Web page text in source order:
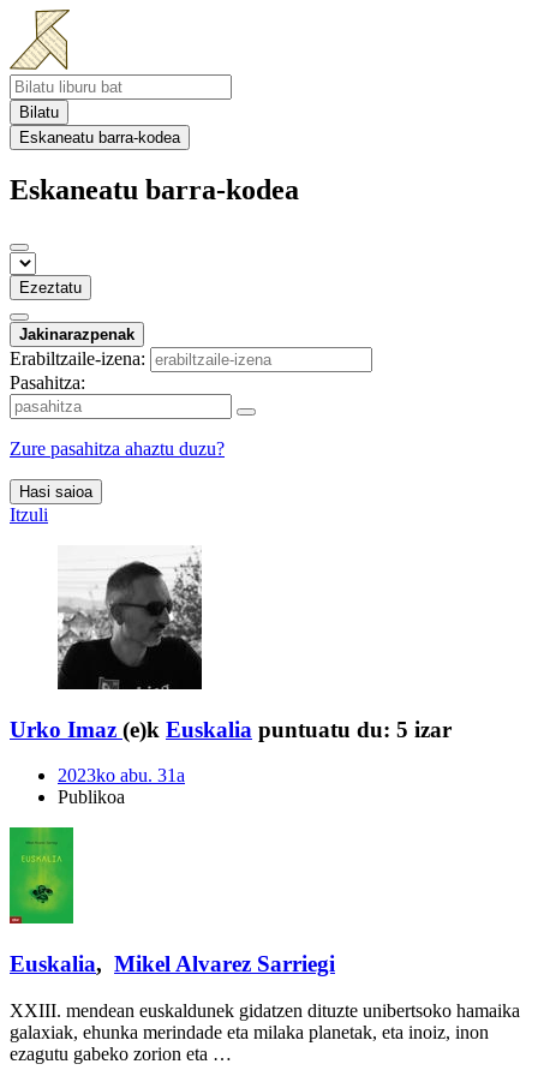
Bilatu
Eskaneatu barra-kodea
Eskaneatu barra-kodea
Ezeztatu
Jakinarazpenak
Erabiltzaile-izena:
Pasahitza:
Zure pasahitza ahaztu duzu?
Hasi saioa
Itzuli
Urko Imaz (e)k Euskalia puntuatu du: 5 izar
2023ko abu. 31a
Publikoa
Euskalia, Mikel Alvarez Sarriegi
XXIII. mendean euskaldunek gidatzen dituzte unibertsoko hamaika
galaxiak, ehunka merindade eta milaka planetak, eta inoiz, inon
ezagutu gabeko zorion eta …